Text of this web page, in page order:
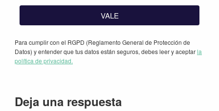
VALE
Para cumplir con el RGPD (Reglamento General de Protección de
Datos) y entender que tus datos están seguros, debes leer y aceptarla
política de privacidad.
Interacciones
Deja una respuesta